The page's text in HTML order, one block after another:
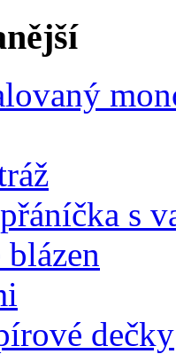
s
blázen
dečky